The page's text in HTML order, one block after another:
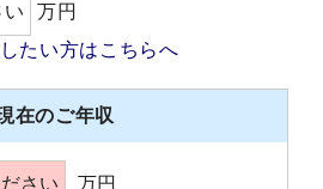
万円
たい方はこちらへ
在のご年収
万円